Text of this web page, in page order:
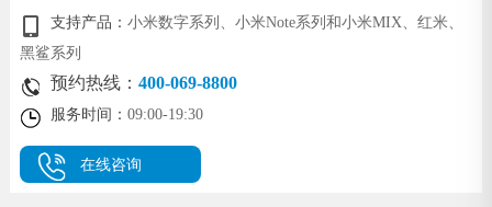
支持产品：小米数字系列、小米Note系列和小米MIX、红米、
黑鲨系列
预约热线：400-069-8800
服务时间：09:00-19:30
在线咨询